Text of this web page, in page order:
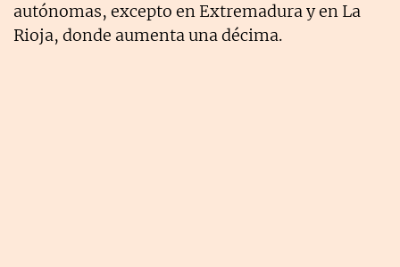
autónomas, excepto en Extremadura y en La
Rioja, donde aumenta una décima.